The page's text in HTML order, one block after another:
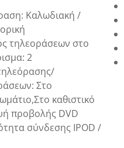
Καλωδιακή /
τηλεοράσεων στο
2
Στο
καθιστικό
προβολής DVD
σύνδεσης IPOD /